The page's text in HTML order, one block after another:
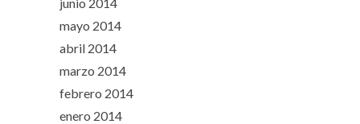
mayo 2014
abril 2014
marzo 2014
febrero 2014
enero 2014